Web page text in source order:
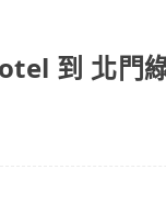
程接送與跨縣市
大王 ），全台保
到 北門